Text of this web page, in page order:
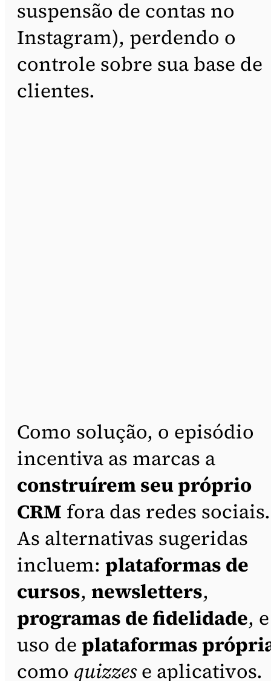
suspensão de contas no
Instagram), perdendo o
controle sobre sua base de
clientes.
Como solução, o episódio
incentiva as marcas a
construírem seu próprio
CRM fora das redes sociais.
As alternativas sugeridas
incluem: plataformas de
cursos, newsletters,
programas de fidelidade,
uso de plataformas
como quizzese aplicativos.